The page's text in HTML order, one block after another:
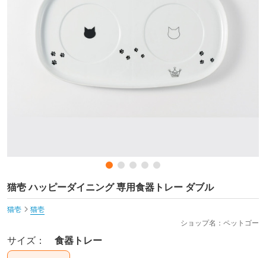
猫壱 ハッピーダイニング 専用食器トレー ダブル
猫壱
猫壱
ショップ名：ペットゴー
サイズ： 食器トレー